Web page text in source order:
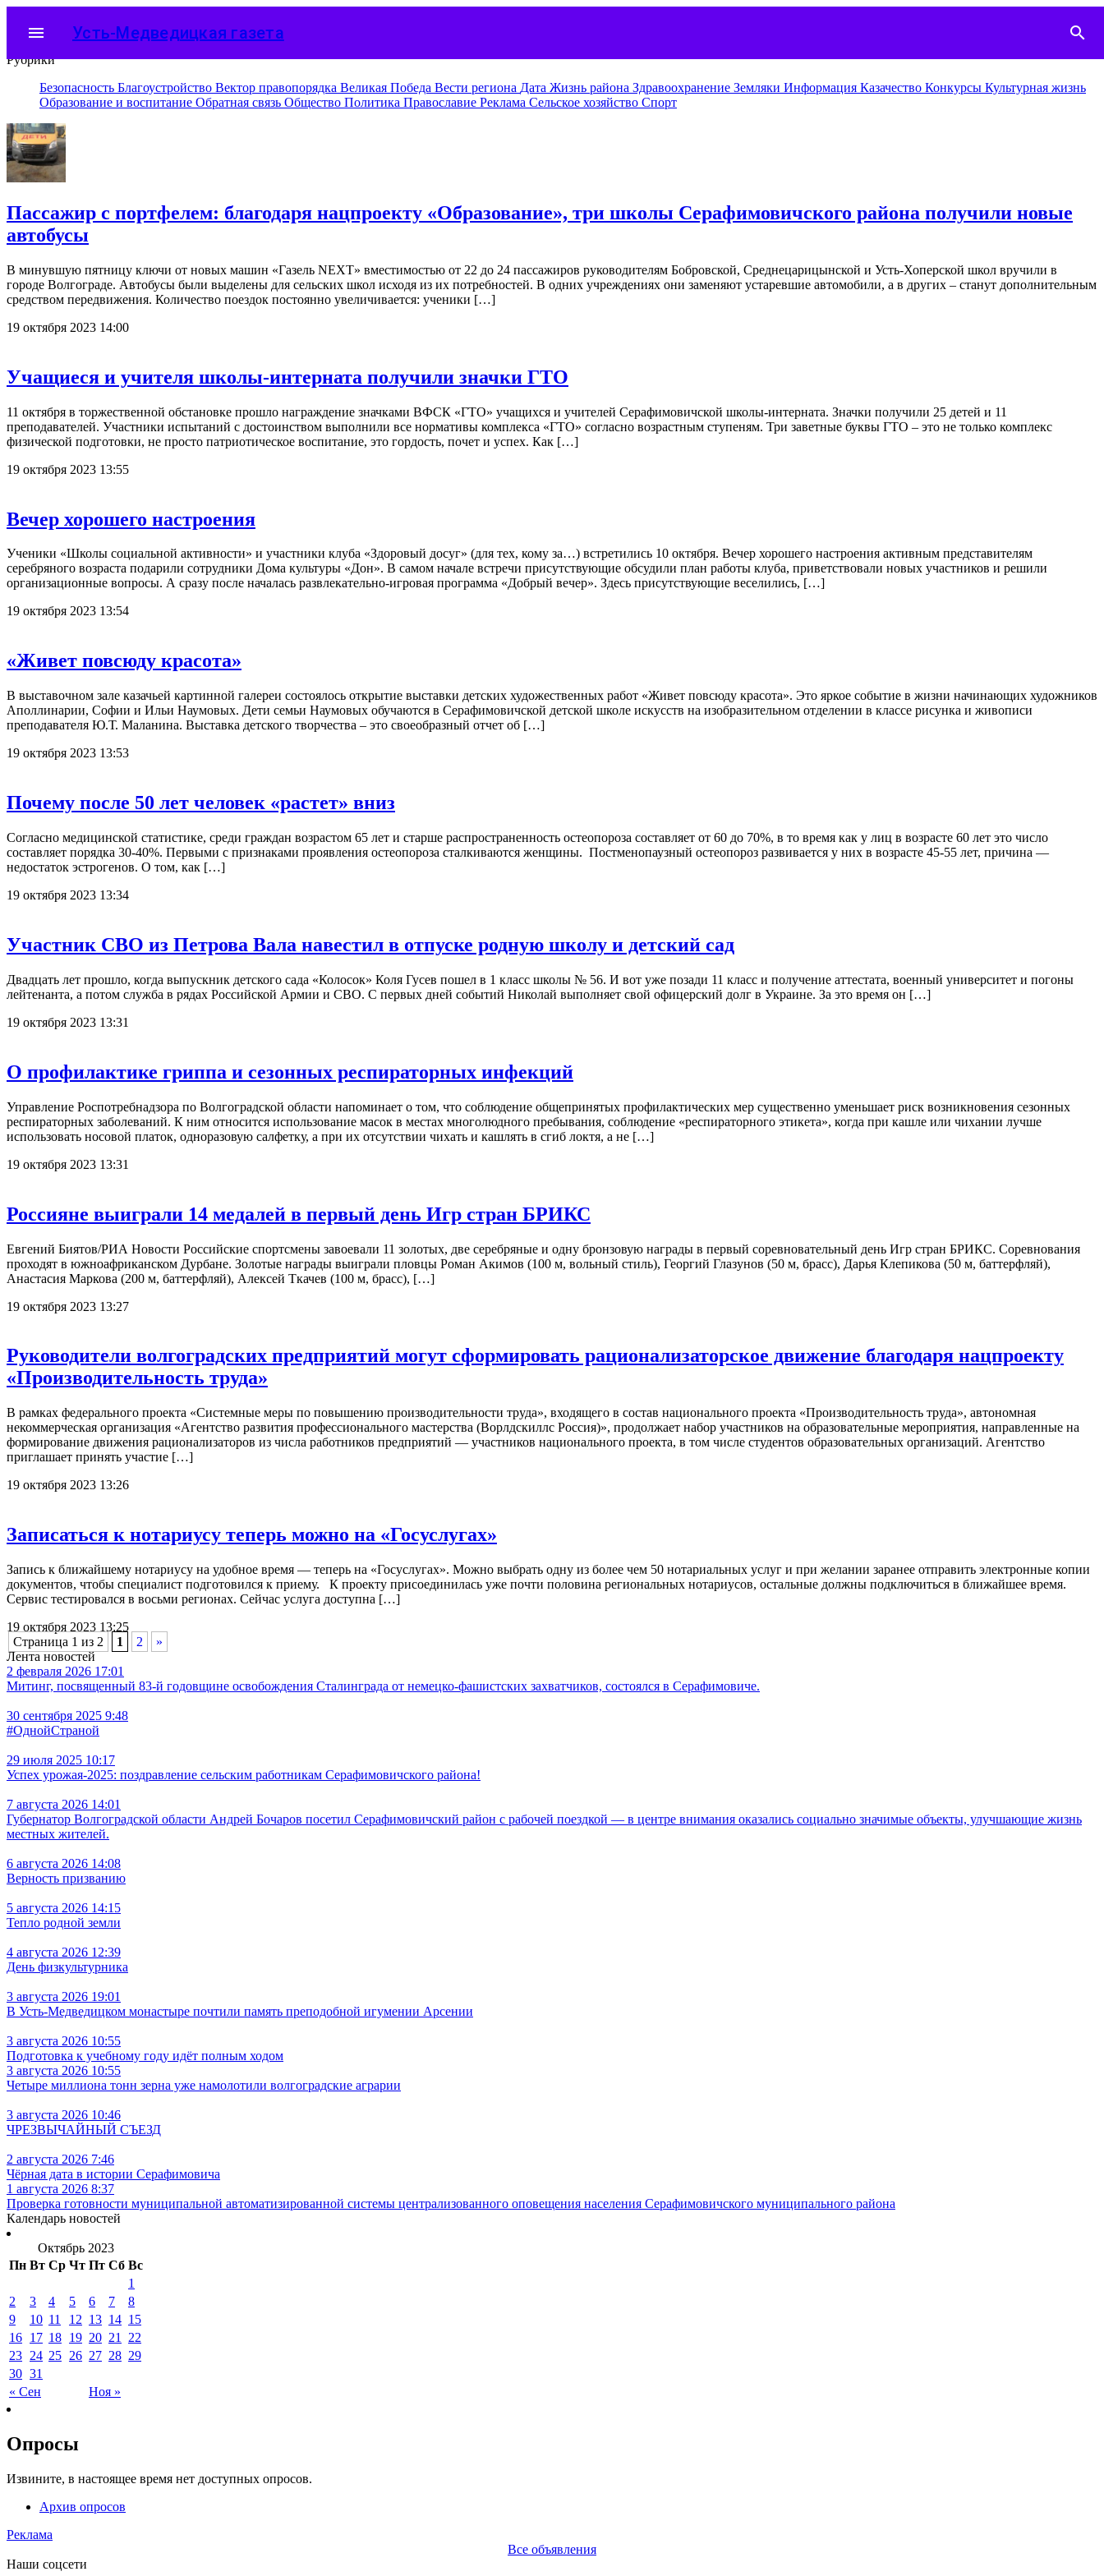
menu Усть-Медведицкая газета search
Рубрики
Безопасность Благоустройство Вектор правопорядка Великая Победа Вести региона Дата Жизнь района Здравоохранение Земляки Информация Казачество Конкурcы Культурная жизнь
Образование и воспитание Обратная связь Общество Политика Православие Реклама Сельское хозяйство Спорт
Пассажир с портфелем: благодаря нацпроекту «Образование», три школы Серафимовичского района получили новые
автобусы
В минувшую пятницу ключи от новых машин «Газель NEXT» вместимостью от 22 до 24 пассажиров руководителям Бобровской, Среднецарицынской и Усть-Хоперской школ вручили в
городе Волгограде. Автобусы были выделены для сельских школ исходя из их потребностей. В одних учреждениях они заменяют устаревшие автомобили, а в других – станут дополнительным
средством передвижения. Количество поездок постоянно увеличивается: ученики […]
19 октября 2023 14:00
Учащиеся и учителя школы-интерната получили значки ГТО
11 октября в торжественной обстановке прошло награждение значками ВФСК «ГТО» учащихся и учителей Серафимовичской школы-интерната. Значки получили 25 детей и 11
преподавателей. Участники испытаний с достоинством выполнили все нормативы комплекса «ГТО» согласно возрастным ступеням. Три заветные буквы ГТО – это не только комплекс
физической подготовки, не просто патриотическое воспитание, это гордость, почет и успех. Как […]
19 октября 2023 13:55
Вечер хорошего настроения
Ученики «Школы социальной активности» и участники клуба «Здоровый досуг» (для тех, кому за…) встретились 10 октября. Вечер хорошего настроения активным представителям
серебряного возраста подарили сотрудники Дома культуры «Дон». В самом начале встречи присутствующие обсудили план работы клуба, приветствовали новых участников и решили
организационные вопросы. А сразу после началась развлекательно-игровая программа «Добрый вечер». Здесь присутствующие веселились, […]
19 октября 2023 13:54
«Живет повсюду красота»
В выставочном зале казачьей картинной галереи состоялось открытие выставки детских художественных работ «Живет повсюду красота». Это яркое событие в жизни начинающих художников
Аполлинарии, Софии и Ильи Наумовых. Дети семьи Наумовых обучаются в Серафимовичской детской школе искусств на изобразительном отделении в классе рисунка и живописи
преподавателя Ю.Т. Маланина. Выставка детского творчества – это своеобразный отчет об […]
19 октября 2023 13:53
Почему после 50 лет человек «растет» вниз
Согласно медицинской статистике, среди граждан возрастом 65 лет и старше распространенность остеопороза составляет от 60 до 70%, в то время как у лиц в возрасте 60 лет это число
составляет порядка 30-40%. Первыми с признаками проявления остеопороза сталкиваются женщины. Постменопаузный остеопороз развивается у них в возрасте 45-55 лет, причина —
недостаток эстрогенов. О том, как […]
19 октября 2023 13:34
Участник СВО из Петрова Вала навестил в отпуске родную школу и детский сад
Двадцать лет прошло, когда выпускник детского сада «Колосок» Коля Гусев пошел в 1 класс школы № 56. И вот уже позади 11 класс и получение аттестата, военный университет и погоны
лейтенанта, а потом служба в рядах Российской Армии и СВО. С первых дней событий Николай выполняет свой офицерский долг в Украине. За это время он […]
19 октября 2023 13:31
О профилактике гриппа и сезонных респираторных инфекций
Управление Роспотребнадзора по Волгоградской области напоминает о том, что соблюдение общепринятых профилактических мер существенно уменьшает риск возникновения сезонных
респираторных заболеваний. К ним относится использование масок в местах многолюдного пребывания, соблюдение «респираторного этикета», когда при кашле или чихании лучше
использовать носовой платок, одноразовую салфетку, а при их отсутствии чихать и кашлять в сгиб локтя, а не […]
19 октября 2023 13:31
Россияне выиграли 14 медалей в первый день Игр стран БРИКС
Евгений Биятов/РИА Новости Российские спортсмены завоевали 11 золотых, две серебряные и одну бронзовую награды в первый соревновательный день Игр стран БРИКС. Соревнования
проходят в южноафриканском Дурбане. Золотые награды выиграли пловцы Роман Акимов (100 м, вольный стиль), Георгий Глазунов (50 м, брасс), Дарья Клепикова (50 м, баттерфляй),
Анастасия Маркова (200 м, баттерфляй), Алексей Ткачев (100 м, брасс), […]
19 октября 2023 13:27
Руководители волгоградских предприятий могут сформировать рационализаторское движение благодаря нацпроекту
«Производительность труда»
В рамках федерального проекта «Системные меры по повышению производительности труда», входящего в состав национального проекта «Производительность труда», автономная
некоммерческая организация «Агентство развития профессионального мастерства (Ворлдскиллс Россия)», продолжает набор участников на образовательные мероприятия, направленные на
формирование движения рационализаторов из числа работников предприятий — участников национального проекта, в том числе студентов образовательных организаций. Агентство
приглашает принять участие […]
19 октября 2023 13:26
Записаться к нотариусу теперь можно на «Госуслугах»
Запись к ближайшему нотариусу на удобное время — теперь на «Госуслугах». Можно выбрать одну из более чем 50 нотариальных услуг и при желании заранее отправить электронные копии
документов, чтобы специалист подготовился к приему. К проекту присоединилась уже почти половина региональных нотариусов, остальные должны подключиться в ближайшее время.
Сервис тестировался в восьми регионах. Сейчас услуга доступна […]
19 октября 2023 13:25
Страница 1 из 2
1 2
»
Лента новостей
2 февраля 2026 17:01
Митинг, посвященный 83-й годовщине освобождения Сталинграда от немецко-фашистских захватчиков, состоялся в Серафимовиче.
30 сентября 2025 9:48
#ОднойСтраной
29 июля 2025 10:17
Успех урожая-2025: поздравление сельским работникам Серафимовичского района!
7 августа 2026 14:01
Губернатор Волгоградской области Андрей Бочаров посетил Серафимовичский район с рабочей поездкой — в центре внимания оказались социально значимые объекты, улучшающие жизнь
местных жителей.
6 августа 2026 14:08
Верность призванию
5 августа 2026 14:15
Тепло родной земли
4 августа 2026 12:39
День физкультурника
3 августа 2026 19:01
В Усть‑Медведицком монастыре почтили память преподобной игумении Арсении
3 августа 2026 10:55
Подготовка к учебному году идёт полным ходом
3 августа 2026 10:55
Четыре миллиона тонн зерна уже намолотили волгоградские аграрии
3 августа 2026 10:46
ЧРЕЗВЫЧАЙНЫЙ СЪЕЗД
2 августа 2026 7:46
Чёрная дата в истории Серафимовича
1 августа 2026 8:37
Проверка готовности муниципальной автоматизированной системы централизованного оповещения населения Серафимовичского муниципального района
Календарь новостей
Октябрь 2023
Пн Вт Ср Чт Пт Сб Вс
« Сен Ноя »
1
2
3 4 5 6 7
8
9
10 11 12 13 14 15
16 17 18 19 20 21
22
23 24 25 26 27 28 29
30 31
Опросы
Извините, в настоящее время нет доступных опросов.
Архив опросов
Реклама
Все объявления
Наши соцсети